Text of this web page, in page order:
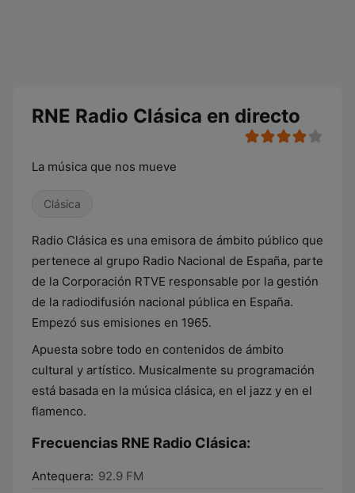
RNE Radio Clásica en directo
La música que nos mueve
Clásica
Radio Clásica es una emisora de ámbito público que
pertenece al grupo Radio Nacional de España, parte
de la Corporación RTVE responsable por la gestión
de la radiodifusión nacional pública en España.
Empezó sus emisiones en 1965.
Apuesta sobre todo en contenidos de ámbito
cultural y artístico. Musicalmente su programación
está basada en la música clásica, en el jazz y en el
flamenco.
Frecuencias RNE Radio Clásica:
Antequera: 92.9 FM